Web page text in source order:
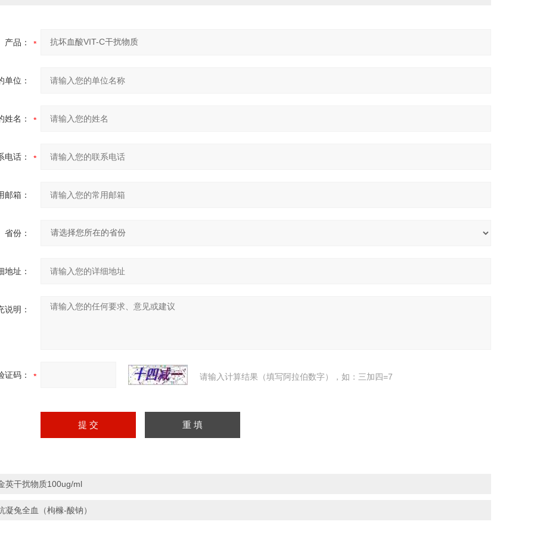
产品：
单位：
姓名：
电话：
邮箱：
省份：
地址：
说明：
证码： 请输入计算结果（填写阿拉伯数字），如：三加四=7
英干扰物质100ug/ml
凝兔全血（枸橼-酸钠）